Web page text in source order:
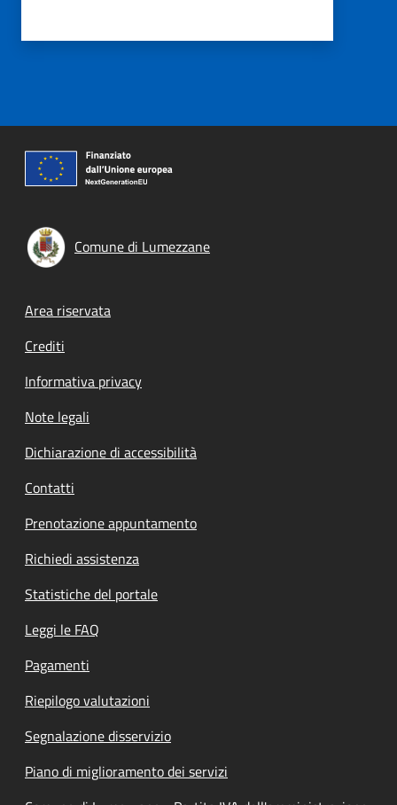
Comune di Lumezzane
Footer menu
Area riservata
Crediti
Informativa privacy
Note legali
Dichiarazione di accessibilità
Contatti
Prenotazione appuntamento
Richiedi assistenza
Statistiche del portale
Leggi le FAQ
Pagamenti
Riepilogo valutazioni
Segnalazione disservizio
Piano di miglioramento dei servizi